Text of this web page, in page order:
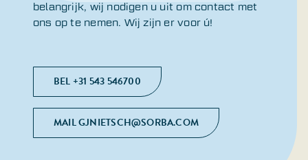
belangrijk, wij nodigen u uit om contact met
ons op te nemen. Wij zijn er voor ú!
BEL +31 543 546700
MAIL GJNIETSCH@SORBA.COM